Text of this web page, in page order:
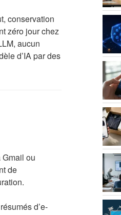
conservation
zéro jour chez
aucun
d’IA par des
Gmail ou
de
d’e-